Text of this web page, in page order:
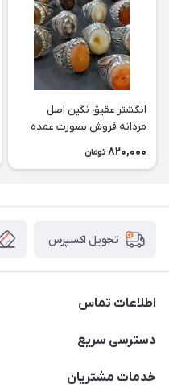
انگشتر عقیق نگین اصل
مردانه فروش بصورت عمده
3عدد هست فروش بصورت
820,000 تومان
تحویل اکسپرس
اطلاعات تماس
09124780957
دسترسی سریع
حساب کاربری
خدمات مشتریان